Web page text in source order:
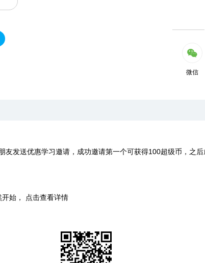
微信
发送优惠学习邀请，成功邀请第一个可获得100超级币，之
始， 点击查看详情